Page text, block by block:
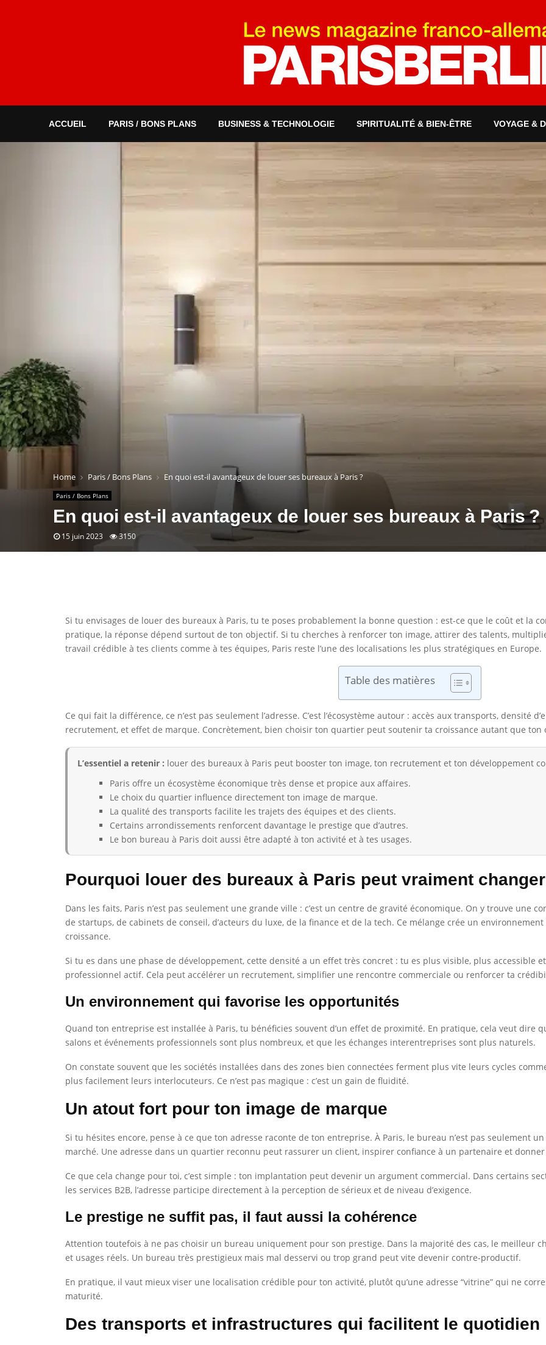
ACCUEIL PARIS / BONS PLANS BUSINESS & TECHNOLOGIE SPIRITUALITÉ & BIEN-ÊTRE VOYAGE &
Home Paris / Bons Plans En quoi est-il avantageux de louer ses bureaux à Paris ?
Paris / Bons Plans
En quoi est-il avantageux de louer ses bureaux à Paris ?
15 juin 2023 3150
Si tu envisages de louer des bureaux à Paris, tu te poses probablement la bonne question : est-ce que le coût et la
pratique, la réponse dépend surtout de ton objectif. Si tu cherches à renforcer ton image, attirer des talents,
travail crédible à tes clients comme à tes équipes, Paris reste l’une des localisations les plus stratégiques en Europe.
Table des matières
Ce qui fait la différence, ce n’est pas seulement l’adresse. C’est l’écosystème autour : accès aux transports, densité
recrutement, et effet de marque. Concrètement, bien choisir ton quartier peut soutenir ta croissance autant que
L’essentiel a retenir : louer des bureaux à Paris peut booster ton image, ton recrutement et ton développement
Paris offre un écosystème économique très dense et propice aux affaires.
Le choix du quartier influence directement ton image de marque.
La qualité des transports facilite les trajets des équipes et des clients.
Certains arrondissements renforcent davantage le prestige que d’autres.
Le bon bureau à Paris doit aussi être adapté à ton activité et à tes usages.
Pourquoi louer des bureaux à Paris peut vraiment
Dans les faits, Paris n’est pas seulement une grande ville : c’est un centre de gravité économique. On y trouve une
de startups, de cabinets de conseil, d’acteurs du luxe, de la finance et de la tech. Ce mélange crée un
croissance.
Si tu es dans une phase de développement, cette densité a un effet très concret : tu es plus visible, plus accessible
professionnel actif. Cela peut accélérer un recrutement, simplifier une rencontre commerciale ou renforcer ta
Un environnement qui favorise les opportunités
Quand ton entreprise est installée à Paris, tu bénéficies souvent d’un effet de proximité. En pratique, cela veut dire
salons et événements professionnels sont plus nombreux, et que les échanges interentreprises sont plus naturels.
On constate souvent que les sociétés installées dans des zones bien connectées ferment plus vite leurs cycles
plus facilement leurs interlocuteurs. Ce n’est pas magique : c’est un gain de fluidité.
Un atout fort pour ton image de marque
Si tu hésites encore, pense à ce que ton adresse raconte de ton entreprise. À Paris, le bureau n’est pas seulement
marché. Une adresse dans un quartier reconnu peut rassurer un client, inspirer confiance à un partenaire et
Ce que cela change pour toi, c’est simple : ton implantation peut devenir un argument commercial. Dans certains
les services B2B, l’adresse participe directement à la perception de sérieux et de niveau d’exigence.
Le prestige ne suffit pas, il faut aussi la cohérence
Attention toutefois à ne pas choisir un bureau uniquement pour son prestige. Dans la majorité des cas, le meilleur
et usages réels. Un bureau très prestigieux mais mal desservi ou trop grand peut vite devenir contre-productif.
En pratique, il vaut mieux viser une localisation crédible pour ton activité, plutôt qu’une adresse “vitrine” qui ne
maturité.
Des transports et infrastructures qui facilitent le quotidien